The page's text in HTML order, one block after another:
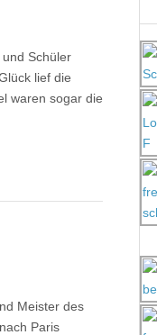
Schüler
lief die
waren sogar die
Meister des
Paris